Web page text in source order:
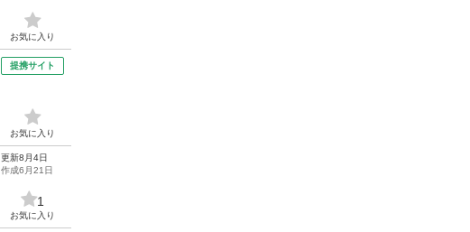
お気に入り
提携サイト
お気に入り
更新8月4日
作成6月21日
1
お気に入り